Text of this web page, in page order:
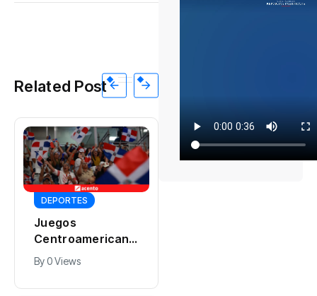
Related Post
DEPORTES
Juegos
Centroamericano
s y del Caribe
dejan a RD ante el
reto de preservar
By0 Views